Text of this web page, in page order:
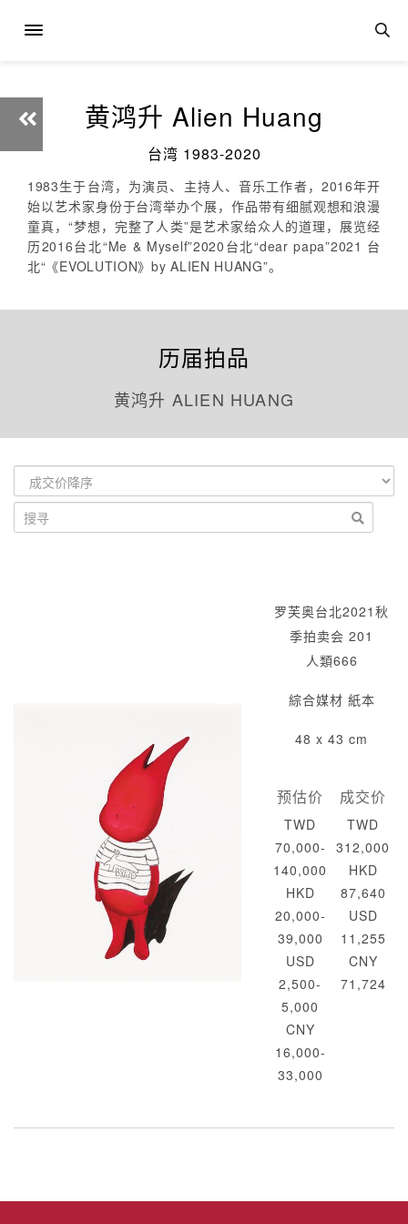
黄鸿升 Alien Huang
台湾 1983-2020
1983生于台湾，为演员、主持人、音乐工作者，2016年开
始以艺术家身份于台湾举办个展，作品带有细腻观想和浪漫
童真，“梦想，完整了人类”是艺术家给众人的道理，展览经
历2016台北“Me & Myself”2020台北“dear papa”2021 台
北“《EVOLUTION》by ALIEN HUANG”。
历届拍品
黄鸿升 ALIEN HUANG
罗芙奥台北2021秋
季拍卖会 201
人類666
綜合媒材 紙本
48 x 43 cm
预估价
TWD
70,000-
140,000
HKD
20,000-
39,000
USD
2,500-
5,000
CNY
16,000-
33,000
成交价
TWD
312,000
HKD
87,640
USD
11,255
CNY
71,724